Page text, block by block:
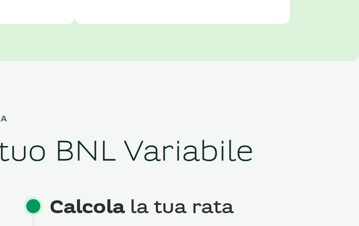
BNL Variabile
Calcolala tua rata